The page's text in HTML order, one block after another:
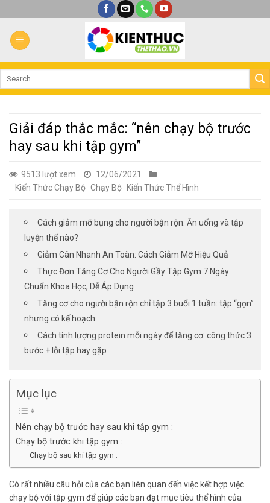
qua
nội
dung
Giải đáp thắc mắc: “nên chạy bộ trước
hay sau khi tập gym”
9513 lượt xem
12/06/2021
Kiến Thức Chạy Bộ Chạy Bộ Kiến Thức Thể Hình
Cách giảm mỡ bụng cho người bận rộn: Ăn uống và tập
luyện thế nào?
Giảm Cân Nhanh An Toàn: Cách Giảm Mỡ Hiệu Quả
Thực Đơn Tăng Cơ Cho Người Gầy Tập Gym 7 Ngày
Chuẩn Khoa Học, Dễ Áp Dụng
Tăng cơ cho người bận rộn chỉ tập 3 buổi 1 tuần: tập “gọn”
nhưng có kế hoạch
Cách tính lượng protein mỗi ngày để tăng cơ: công thức 3
bước + lỗi tập hay gặp
Mục lục
Nên chạy bộ trước hay sau khi tập gym :
Chạy bộ trước khi tập gym :
Chạy bộ sau khi tập gym :
Có rất nhiều câu hỏi của các bạn liên quan đến việc kết hợp việc
chạy bộ với tập gym đểgiúp các bạn đạt mục tiêu thể hình của